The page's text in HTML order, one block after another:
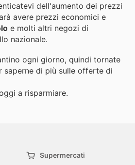
dell'aumento dei prezzi
avere prezzi economici e
e molti altri negozi di
nazionale.
ogni giorno, quindi tornate
saperne di più sulle offerte di
a risparmiare.
Supermercati